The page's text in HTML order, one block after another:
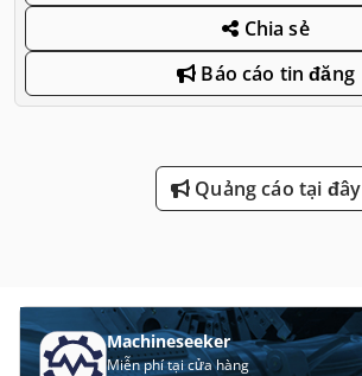
Chia sẻ
Báo cáo tin đăng
Quảng cáo tại đây
Machineseeker
Miễn phí tại cửa hàng